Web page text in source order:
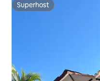
Superhost
Superhost